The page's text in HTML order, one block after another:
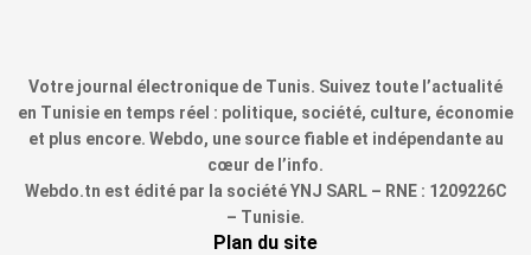
Votre journal électronique de Tunis. Suivez toute l’actualité
en Tunisie en temps réel : politique, société, culture, économie
et plus encore. Webdo, une source fiable et indépendante au
cœur de l’info.
Webdo.tn est édité par la société YNJ SARL – RNE : 1209226C
– Tunisie.
Plan du site